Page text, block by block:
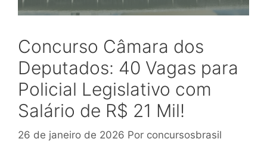
Concurso Câmara dos
Deputados: 40 Vagas para
Policial Legislativo com
Salário de R$ 21 Mil!
26 de janeiro de 2026 Por concursosbrasil